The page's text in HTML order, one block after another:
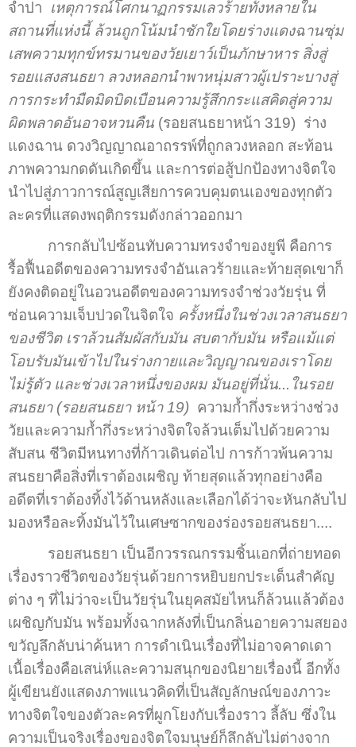
จำปา เหตุการณ์โศกนาฏกรรมเลวร้ายทั้งหลายใน
สถานที่แห่งนี้ ล้วนถูกโน้มนำชักใยโดยร่างแดงฉานซุ่ม
เสพความทุกข์ทรมานของวัยเยาว์เป็นภักษาหาร สิ่งสู่
รอยแสงสนธยา ลวงหลอกนำพาหนุ่มสาวผู้เปราะบางสู่
การกระทำมืดมิดบิดเบือนความรู้สึกกระแสคิดสู่ความ
ผิดพลาดอันอาจหวนคืน (รอยสนธยาหน้า 319) ร่าง
แดงฉาน ดวงวิญญาณอาถรรพ์ที่ถูกลวงหลอก สะท้อน
ภาพความกดดันเกิดขึ้น และการต่อสู้ปกป้องทางจิตใจ
นำไปสู่ภาวการณ์สูญเสียการควบคุมตนเองของทุกตัว
ละครที่แสดงพฤติกรรมดังกล่าวออกมา
การกลับไปซ้อนทับความทรงจำของยูพี คือการ
รื้อฟื้นอดีตของความทรงจำอันเลวร้ายและท้ายสุดเขาก็
ยังคงติดอยู่ในอวนอดีตของความทรงจำช่วงวัยรุ่น ที่
ซ่อนความเจ็บปวดในจิตใจ ครั้งหนึ่งในช่วงเวลาสนธยา
ของชีวิต เราล้วนสัมผัสกับมัน สบตากับมัน หรือแม้แต่
โอบรับมันเข้าไปในร่างกายและวิญญาณของเราโดย
ไม่รู้ตัว และช่วงเวลาหนึ่งของผม มันอยู่ที่นั่น...ในรอย
สนธยา (รอยสนธยา หน้า 19) ความก้ำกึ่งระหว่างช่วง
วัยและความก้ำกึ่งระหว่างจิตใจล้วนเต็มไปด้วยความ
สับสน ชีวิตมีหนทางที่ก้าวเดินต่อไป การก้าวพ้นความ
สนธยาคือสิ่งที่เราต้องเผชิญ ท้ายสุดแล้วทุกอย่างคือ
อดีตที่เราต้องทิ้งไว้ด้านหลังและเลือกได้ว่าจะหันกลับไป
มองหรือละทิ้งมันไว้ในเศษซากของร่องรอยสนธยา....
รอยสนธยา เป็นอีกวรรณกรรมชิ้นเอกที่ถ่ายทอด
เรื่องราวชีวิตของวัยรุ่นด้วยการหยิบยกประเด็นสำคัญ
ต่าง ๆ ที่ไม่ว่าจะเป็นวัยรุ่นในยุคสมัยไหนก็ล้วนแล้วต้อง
เผชิญกับมัน พร้อมทั้งฉากหลังที่เป็นกลิ่นอายความสยอง
ขวัญลึกลับน่าค้นหา การดำเนินเรื่องที่ไม่อาจคาดเดา
เนื้อเรื่องคือเสน่ห์และความสนุกของนิยายเรื่องนี้ อีกทั้ง
ผู้เขียนยังแสดงภาพแนวคิดที่เป็นสัญลักษณ์ของภาวะ
ทางจิตใจของตัวละครที่ผูกโยงกับเรื่องราว ลี้ลับ ซึ่งใน
ความเป็นจริงเรื่องของจิตใจมนุษย์ก็ลึกลับไม่ต่างจาก